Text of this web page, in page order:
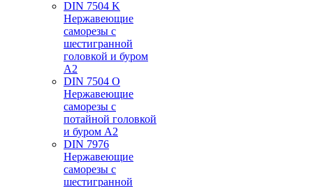
DIN 7504 K
Нержавеющие
саморезы с
шестигранной
головкой и буром
А2
DIN 7504 O
Нержавеющие
саморезы с
потайной головкой
и буром А2
DIN 7976
Нержавеющие
саморезы с
шестигранной